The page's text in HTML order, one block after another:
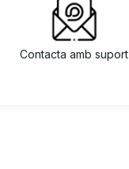
Contacta amb suport